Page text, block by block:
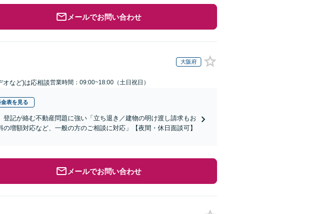
メールでお問い合わせ
大阪府
オなど)は応相談営業時間：09:00~18:00（土日祝日）
金表を見る
登記が絡む不動産問題に強い「立ち退き／建物の明け渡し請求もお
増額対応など、一般の方のご相談に対応」【夜間・休日面談可】
メールでお問い合わせ